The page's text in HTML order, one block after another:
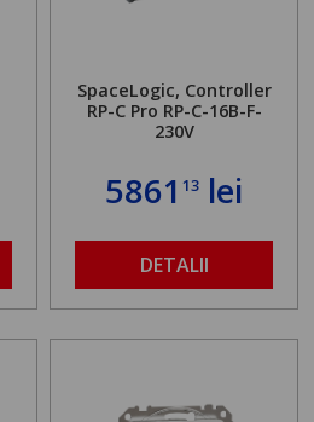
SpaceLogic, Controller
RP-C Pro RP-C-16B-F-
230V
586113 lei
DETALII